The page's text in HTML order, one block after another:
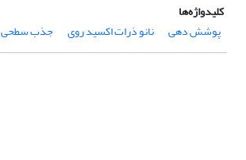
کلیدواژه‌ها
پوشش دهی
نانو ذرات اکسید روی جذب سطحی